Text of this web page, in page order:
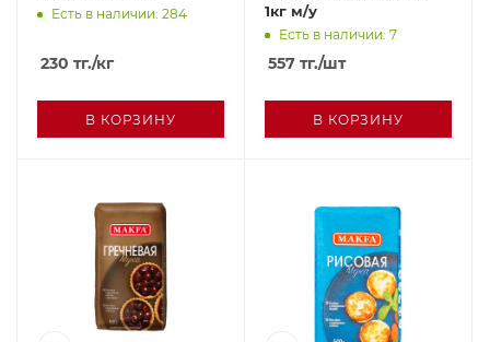
Есть в наличии: 284
230 тг./кг
В КОРЗИНУ
1кг м/у
Есть в наличии: 7
557 тг./шт
В КОРЗИНУ